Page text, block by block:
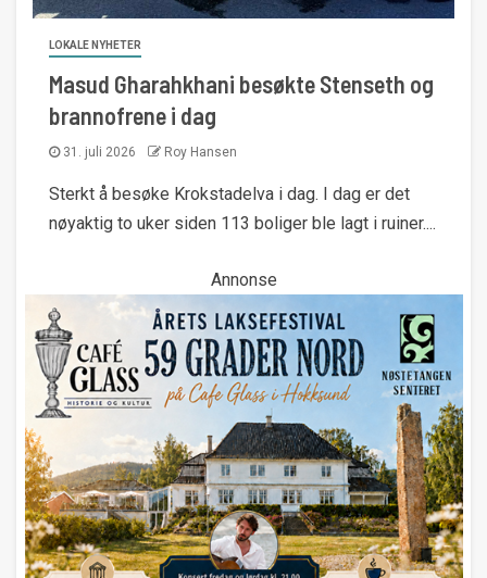
LOKALE NYHETER
Masud Gharahkhani besøkte Stenseth og
brannofrene i dag
31. juli 2026 Roy Hansen
Sterkt å besøke Krokstadelva i dag. I dag er det
nøyaktig to uker siden 113 boliger ble lagt i ruiner....
Annonse